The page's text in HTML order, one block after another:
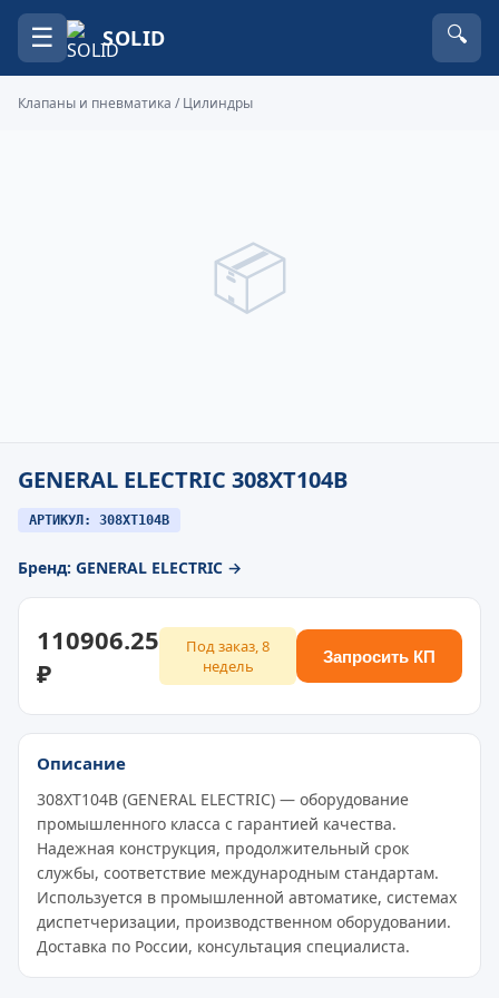
☰ SOLID 🔍
Клапаны и пневматика /Цилиндры
📦
GENERAL ELECTRIC 308XT104B
АРТИКУЛ: 308XT104B
Бренд: GENERAL ELECTRIC →
110906.25
₽
Под заказ, 8
недель
Запросить КП
Описание
308XT104B (GENERAL ELECTRIC) — оборудование
промышленного класса с гарантией качества.
Надежная конструкция, продолжительный срок
службы, соответствие международным стандартам.
Используется в промышленной автоматике, системах
диспетчеризации, производственном оборудовании.
Доставка по России, консультация специалиста.